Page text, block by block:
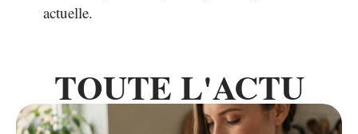
actuelle.
TOUTE L'ACTU